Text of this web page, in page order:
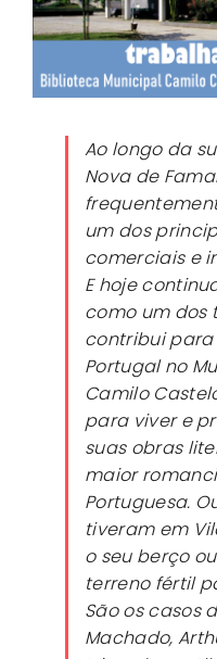
Ao longo da
Nova de
um dos
comerciais e
E hoje
como um dos
contribui
Portugal no
Camilo
para viver e
suas obras
maior
Portuguesa.
tiveram em
o seu berço
terreno fértil
São os casos
Machado,